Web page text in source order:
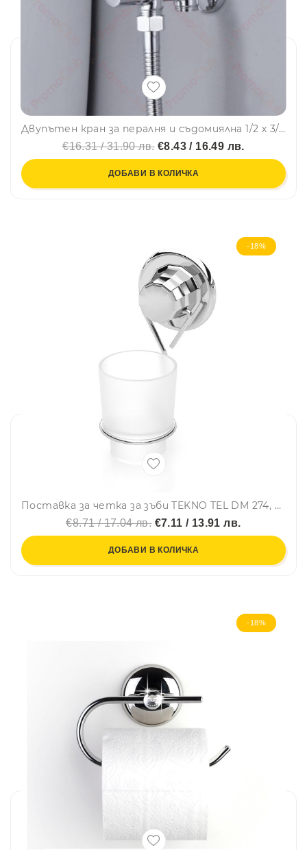
Двупътен кран за пералня и съдомиялна 1/2 х 3/8 х 1/2
€16.31 / 31.90 лв.€8.43 / 16.49 лв.
ДОБАВИ В КОЛИЧКА
-18%
Поставка за четка за зъби TEKNO TEL DM 274, 8x11x16 см, Вакуум, Хром
€8.71 / 17.04 лв.€7.11 / 13.91 лв.
ДОБАВИ В КОЛИЧКА
-18%